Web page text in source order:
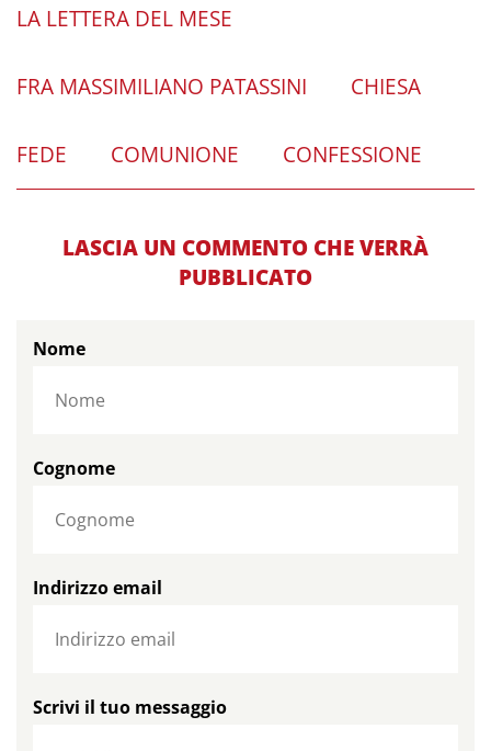
LA LETTERA DEL MESE
FRA MASSIMILIANO PATASSINI CHIESA
FEDE COMUNIONE CONFESSIONE
LASCIA UN COMMENTO CHE VERRÀ
PUBBLICATO
Nome
Cognome
Indirizzo email
Scrivi il tuo messaggio